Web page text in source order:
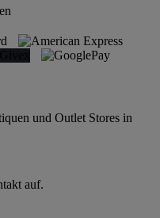
und Outlet Stores in
auf.